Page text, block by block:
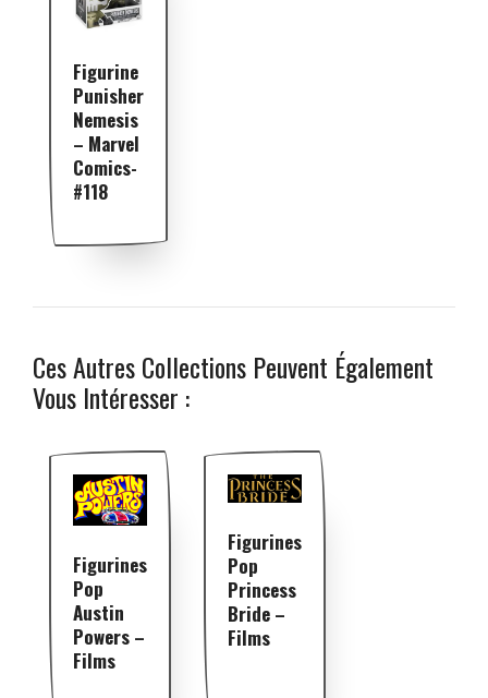
Figurine
Punisher
Nemesis
– Marvel
Comics-
#118
Ces Autres Collections Peuvent Également
Vous Intéresser :
Figurines
Pop
Austin
Powers –
Films
Figurines
Pop
Princess
Bride –
Films